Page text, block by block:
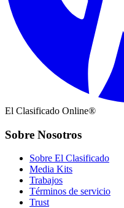
El Clasificado Online®
Sobre Nosotros
Sobre El Clasificado
Media Kits
Trabajos
Términos de servicio
Trust